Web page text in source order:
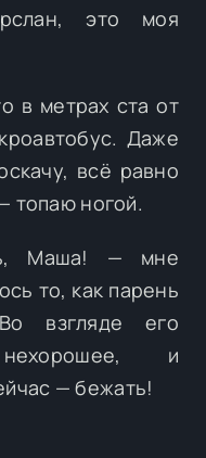
это моя
в метрах ста от
Даже
всё равно
топаю ногой.
Маша! — мне
то, как парень
взгляде его
и
— бежать!